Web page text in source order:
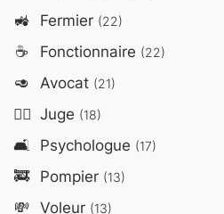
🚜 Fermier (22)
☕ Fonctionnaire (22)
🥑 Avocat (21)
👨‍⚖️ Juge (18)
🛋️ Psychologue (17)
🚒 Pompier (13)
💸 Voleur (13)